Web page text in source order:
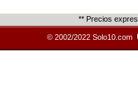
** Precios
© 2002/2022 Solo10.com